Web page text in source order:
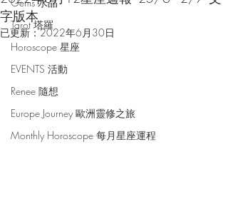
Gems 水晶
Tarot 塔羅
Horoscope 星座
EVENTS 活動
Renee 隨想
Europe Journey 歐洲靈修之旅
Monthly Horoscope 每月星座運程
字版本
已更新：2022年6月30日